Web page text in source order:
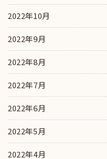
2022年10月
2022年9月
2022年8月
2022年7月
2022年6月
2022年5月
2022年4月